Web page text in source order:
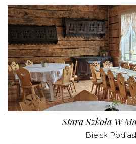
Stara Szkoła W
Bielsk